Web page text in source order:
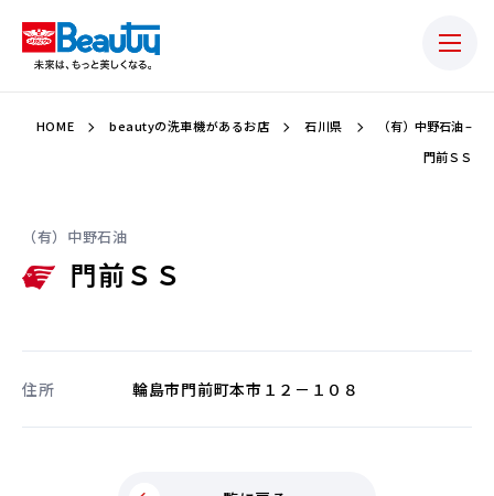
HOME beautyの洗車機があるお店 石川県
（有）中野石油 –
門前ＳＳ
（有）中野石油
門前ＳＳ
住所 輪島市門前町本市１２－１０８